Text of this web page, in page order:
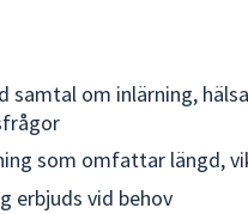
samtal om inlärning,
som omfattar längd,
erbjuds vid behov